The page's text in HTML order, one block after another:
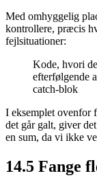
Med omhyggelig
kontrollere, præcis
fejlsituationer:
Kode, hvori
efterfølgende
catch-blok
I eksemplet ovenfor
det går galt, giver
en sum, da vi ikke
14.5 Fange